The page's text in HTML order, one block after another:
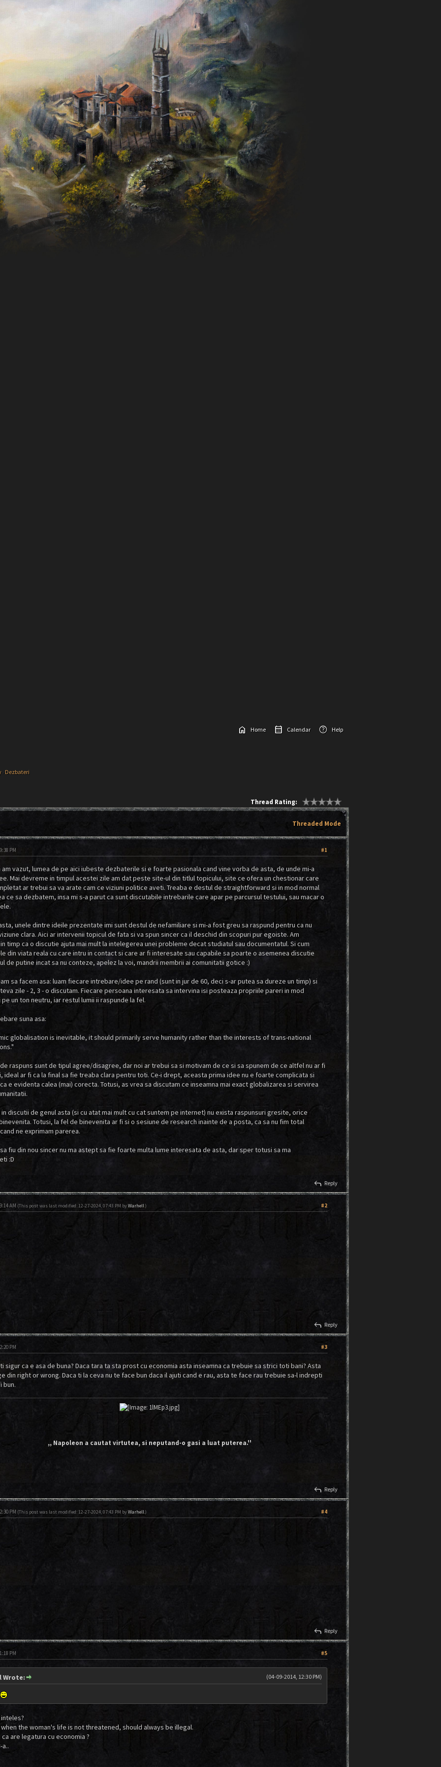
home Home calendar_month Calendar help Help
› Dezbateri
Thread Rating:
Threaded Mode
#1
PM
am vazut, lumea de pe aici iubeste dezbaterile si e foarte pasionala cand vine vorba de asta, de unde mi-a
Mai devreme in timpul acestei zile am dat peste site-ul din titlul topicului, site ce ofera un chestionar care
ar trebui sa va arate cam ce viziuni politice aveti. Treaba e destul de straightforward si in mod normal
ce sa dezbatem, insa mi s-a parut ca sunt discutabile intrebarile care apar pe parcursul testului, sau macar o
unele dintre ideile prezentate imi sunt destul de nefamiliare si mi-a fost greu sa raspund pentru ca nu
clara. Aici ar intervenii topicul de fata si va spun sincer ca il deschid din scopuri pur egoiste. Am
timp ca o discutie ajuta mai mult la intelegerea unei probleme decat studiatul sau documentatul. Si cum
din viata reala cu care intru in contact si care ar fi interesate sau capabile sa poarte o asemenea discutie
de putine incat sa nu conteze, apelez la voi, mandrii membrii ai comunitatii gotice :)
sa facem asa: luam fiecare intrebare/idee pe rand (sunt in jur de 60, deci s-ar putea sa dureze un timp) si
zile - 2, 3 - o discutam. Fiecare persoana interesata sa intervina isi posteaza propriile pareri in mod
un ton neutru, iar restul lumii ii raspunde la fel.
suna asa:
globalisation is inevitable, it should primarily serve humanity rather than the interests of trans-national
raspuns sunt de tipul agree/disagree, dar noi ar trebui sa si motivam de ce si sa spunem de ce altfel nu ar fi
ideal ar fi ca la final sa fie treaba clara pentru toti. Ce-i drept, aceasta prima idee nu e foarte complicata si
e evidenta calea (mai) corecta. Totusi, as vrea sa discutam ce inseamna mai exact globalizarea si servirea
in discutii de genul asta (si cu atat mai mult cu cat suntem pe internet) nu exista raspunsuri gresite, orice
Totusi, la fel de binevenita ar fi si o sesiune de research inainte de a posta, ca sa nu fim total
ne exprimam parerea.
fiu din nou sincer nu ma astept sa fie foarte multa lume interesata de asta, dar sper totusi sa ma
:D
reply Reply
#2
AM (This post was last modified: 12-27-2024, 07:43 PM byWarhell.)
reply Reply
#3
PM
sigur ca e asa de buna? Daca tara ta sta prost cu economia asta inseamna ca trebuie sa strici toti bani? Asta
din right or wrong. Daca ti la ceva nu te face bun daca il ajuti cand e rau, asta te face rau trebuie sa-l indrepti
bun.
,, Napoleon a cautat virtutea, si neputand-o gasi a luat puterea.''
reply Reply
#4
PM (This post was last modified: 12-27-2024, 07:43 PM byWarhell.)
reply Reply
#5
PM
(04-09-2014, 12:30 PM)
Wrote:
inteles?
the woman's life is not threatened, should always be illegal.
ca are legatura cu economia ?
a..